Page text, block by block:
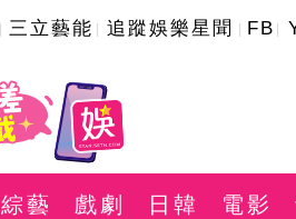
三立藝能 追蹤娛樂星聞 FB
綜藝 戲劇 日韓 電影